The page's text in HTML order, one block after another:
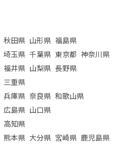
秋田県 山形県 福島県
埼玉県 千葉県 東京都 神奈川県
福井県 山梨県 長野県
三重県
兵庫県 奈良県 和歌山県
広島県 山口県
高知県
熊本県 大分県 宮崎県 鹿児島県